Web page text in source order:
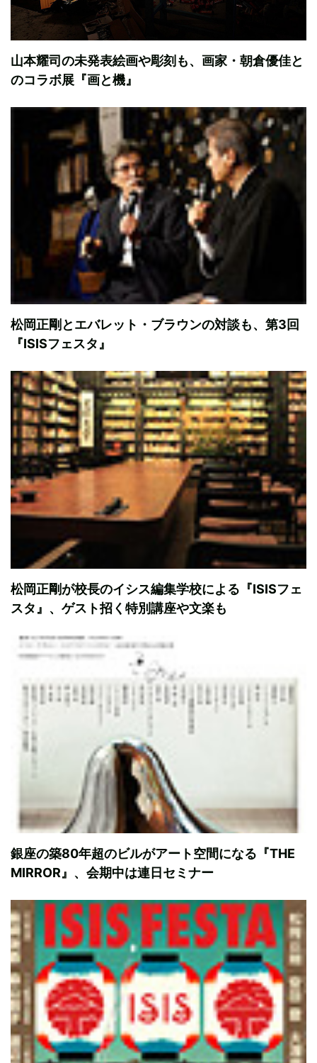
山本耀司の未発表絵画や彫刻も、画家・朝倉優佳と
のコラボ展『画と機』
松岡正剛とエバレット・ブラウンの対談も、第3回
『ISISフェスタ』
松岡正剛が校長のイシス編集学校による『ISISフェ
スタ』、ゲスト招く特別講座や文楽も
銀座の築80年超のビルがアート空間になる『THE
MIRROR』、会期中は連日セミナー